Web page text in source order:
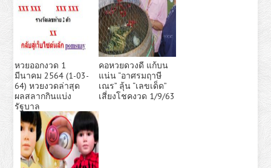
หวยออกงวด 1
มีนาคม 2564 (1-03-
64) หวยงวดล่าสุด
ผลสลากกินแบ่ง
รัฐบาล
คอหวยดวงดี แก้บน
แน่น “อาศรมฤาษี
เณร” ลุ้น “เลขเด็ด”
เสี่ยงโชคงวด 1/9/63